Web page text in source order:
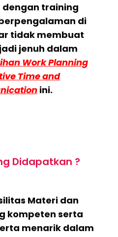
training
di
tidak membuat
jenuh dalam
Work Planning
Time and
ini.
Didapatkan ?
Materi dan
kompeten serta
menarik dalam